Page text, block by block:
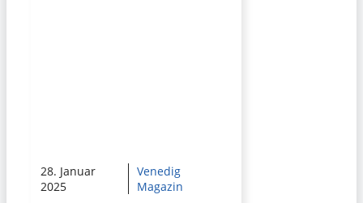
28. Januar
2025
Venedig
Magazin